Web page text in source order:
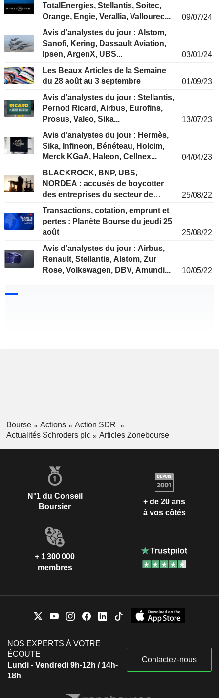
TotalEnergies, Stellantis, Soitec,
Orange, Engie, Verallia, Vallourec...
09/07/24
Avis d'analystes du jour : Alstom,
Sanofi, Kering, Dassault Aviation,
Ipsen, ArgenX, UBS...
03/01/24
Les Beaux Articles de la Semaine
du 28 août au 3 septembre
01/09/23
Avis d'analystes du jour : Stellantis,
Pernod Ricard, Airbus, Eurofins,
Prosus, Valeo, Sika...
13/07/23
Avis d'analystes du jour : Hermès,
Sika, Infineon, Bénéteau, Holcim,
Merck KGaA, Haleon, Cellnex...
04/04/23
BLACKROCK, BNP, UBS,
NORDEA : accusés de boycotter
des entreprises du secteur de
politique ESG
25/08/22
Transactions, cotation, emprunt et
pertes : Planète Bourse du jeudi 25
août
25/08/22
Avis d'analystes du jour : Airbus,
Renault, Stellantis, Alstom, Zur
Rose, Volkswagen, DBV, Amundi...
10/05/22
Bourse Actions
Action SDR
Actualités Schroders plc
Articles Zonebourse
N°1 du Conseil
Boursier
+ de 20 ans
à vos côtés
+ 1 300 000
membres
NOS EXPERTS À VOTRE
ÉCOUTE
Lundi - Vendredi 9h-12h / 14h-
18h
Contactez-nous